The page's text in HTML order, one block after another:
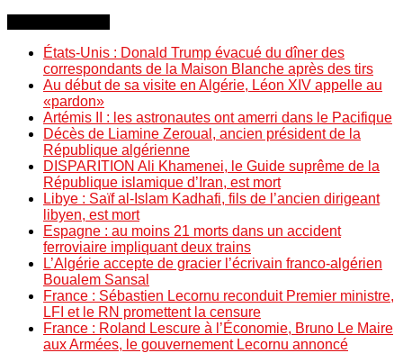
États-Unis : Donald Trump évacué du dîner des
correspondants de la Maison Blanche après des tirs
Au début de sa visite en Algérie, Léon XIV appelle au
«pardon»
Artémis II : les astronautes ont amerri dans le Pacifique
Décès de Liamine Zeroual, ancien président de la
République algérienne
DISPARITION Ali Khamenei, le Guide suprême de la
République islamique d’Iran, est mort
Libye : Saïf al-Islam Kadhafi, fils de l’ancien dirigeant
libyen, est mort
Espagne : au moins 21 morts dans un accident
ferroviaire impliquant deux trains
L’Algérie accepte de gracier l’écrivain franco-algérien
Boualem Sansal
France : Sébastien Lecornu reconduit Premier ministre,
LFI et le RN promettent la censure
France : Roland Lescure à l’Économie, Bruno Le Maire
aux Armées, le gouvernement Lecornu annoncé